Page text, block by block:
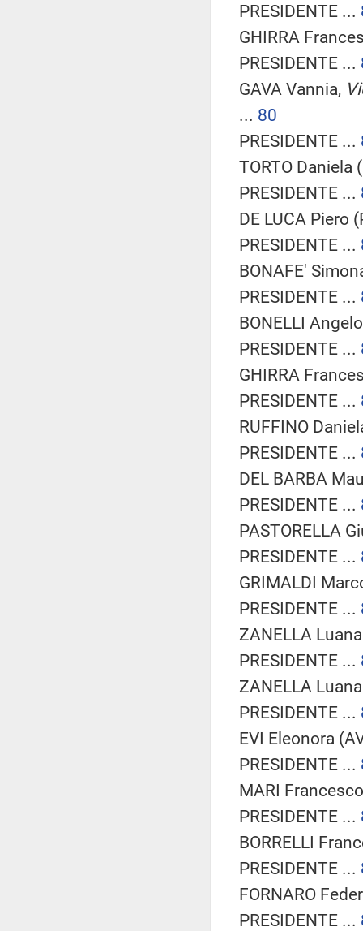
PRESIDENTE ...
GHIRRA
PRESIDENTE ...
GAVA Vannia,
... 80
PRESIDENTE ...
TORTO Daniela
PRESIDENTE ...
DE LUCA Piero
PRESIDENTE ...
BONAFE'
PRESIDENTE ...
BONELLI
PRESIDENTE ...
GHIRRA
PRESIDENTE ...
RUFFINO
PRESIDENTE ...
DEL BARBA
PRESIDENTE ...
PASTORELLA
PRESIDENTE ...
GRIMALDI
PRESIDENTE ...
ZANELLA
PRESIDENTE ...
ZANELLA
PRESIDENTE ...
EVI Eleonora
PRESIDENTE ...
MARI
PRESIDENTE ...
BORRELLI
PRESIDENTE ...
FORNARO
PRESIDENTE ...